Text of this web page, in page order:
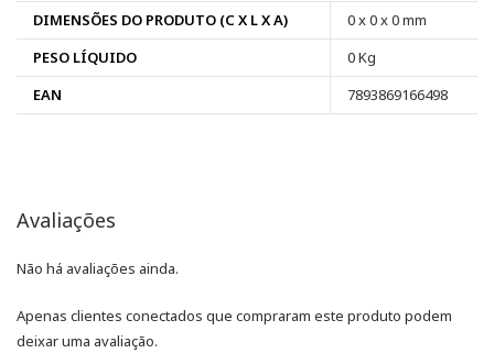
DIMENSÕES DO PRODUTO (C X L X A)
0 x 0 x 0 mm
PESO LÍQUIDO
0 Kg
EAN
7893869166498
Avaliações
Não há avaliações ainda.
Apenas clientes conectados que compraram este produto podem
deixar uma avaliação.